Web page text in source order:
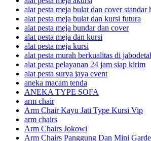
alat pesta meja bulat dan cover standar
alat pesta meja bulat dan kursi futura
alat pesta meja bundar dan cover
alat pesta meja dan kursi
alat pesta meja kursi
alat pesta murah berkualitas di
alat pesta pelayanan 24 jam siap kirim
alat pesta surya jaya event
aneka macam tenda
ANEKA TYPE SOFA
arm chair
Arm Chair Kayu Jati Type Kursi Vip
arm chairs
Arm Chairs Jokowi
Arm Chairs Panggung Dan Mini